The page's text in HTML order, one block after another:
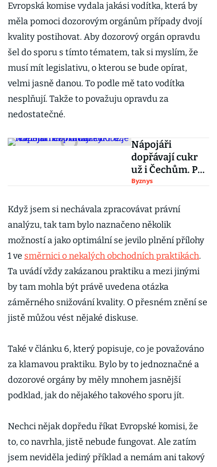
Evropská komise vydala jakási vodítka, která by
měla pomoci dozorovým orgánům případy dvojí
kvality postihovat. Aby dozorový orgán opravdu
šel do sporu s tímto tématem, tak si myslím, že
musí mít legislativu, o kterou se bude opírat,
velmi jasně danou. To podle mě tato vodítka
nesplňují. Takže to považuju opravdu za
nedostatečné.
Nápojáři
dopřávají cukr
už i Čechům. Po
dlouhé době je
náhražky
Byznys
Když jsem si nechávala zpracovávat právní
analýzu, tak tam bylo naznačeno několik
možností a jako optimální se jevilo plnění přílohy
1 ve směrnici o nekalých obchodních praktikách.
Ta uvádí vždy zakázanou praktiku a mezi jinými
by tam mohla být právě uvedena otázka
záměrného snižování kvality. O přesném znění se
jistě můžou vést nějaké diskuse.
Také v článku 6, který popisuje, co je považováno
za klamavou praktiku. Bylo by to jednoznačné a
dozorové orgány by měly mnohem jasnější
podklad, jak do nějakého takového sporu jít.
Nechci nějak dopředu říkat Evropské komisi, že
to, co navrhla, jistě nebude fungovat. Ale zatím
jsem neviděla jediný příklad a nemám ani takový